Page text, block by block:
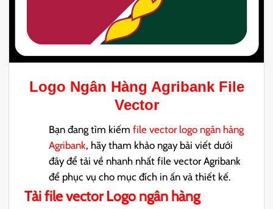
Logo Ngân Hàng Agribank File
Vector
Bạn đang tìm kiếmfile vector logo ngân hàng
Agribank, hãy tham khảo ngay bài viết dưới
đây để tải về nhanh nhất file vector Agribank
để phục vụ cho mục đích in ấn và thiết kế.
Tải file vector Logo ngân hàng